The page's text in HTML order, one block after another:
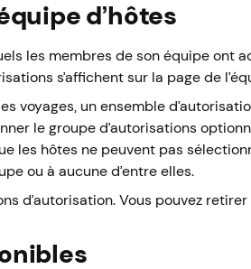
d’hôtes
les membres de son équipe ont
s’affichent sur la page de
voyages, un ensemble
le groupe d’autorisations
les hôtes ne peuvent pas
ou à aucune d’entre elles.
d’autorisation. Vous pouvez